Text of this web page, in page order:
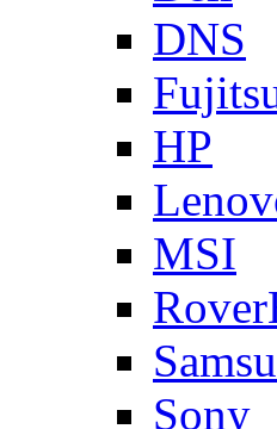
DNS
HP
MSI
Sony